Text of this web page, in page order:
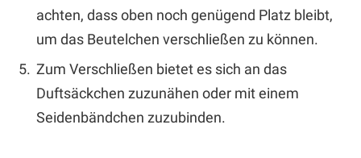
achten, dass oben noch genügend Platz bleibt,
um das Beutelchen verschließen zu können.
Zum Verschließen bietet es sich an das
Duftsäckchen zuzunähen oder mit einem
Seidenbändchen zuzubinden.